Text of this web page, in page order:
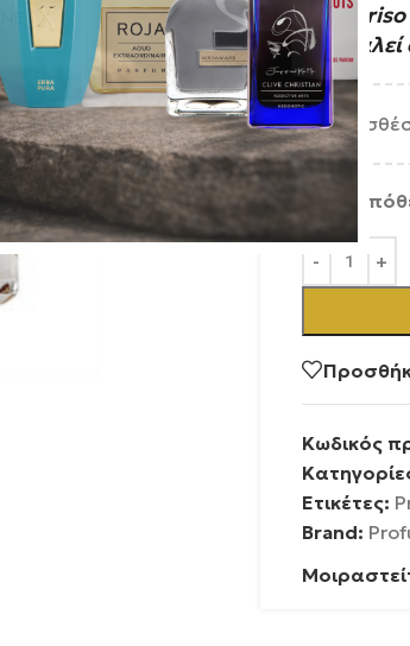
Το Sorriso
προκαλεί
Σε
Κωδικός
Ετικέτες:
Brand: